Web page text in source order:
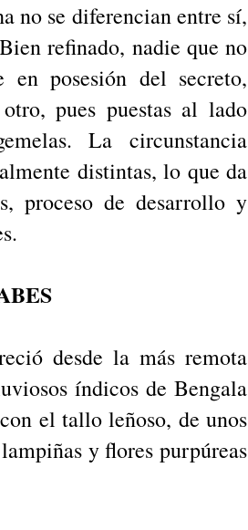
no se diferencian entre sí,
refinado, nadie que no
posesión del secreto,
pues puestas al lado
La circunstancia
distintas, lo que da
proceso de desarrollo y
desde la más remota
índicos de Bengala
el tallo leñoso, de unos
y flores purpúreas